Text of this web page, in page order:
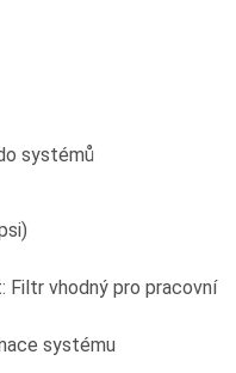
systémů
Filtr vhodný pro pracovní
systému